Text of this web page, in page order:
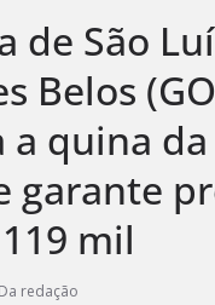
de São
Belos
a quina
garante
mil
Da redação